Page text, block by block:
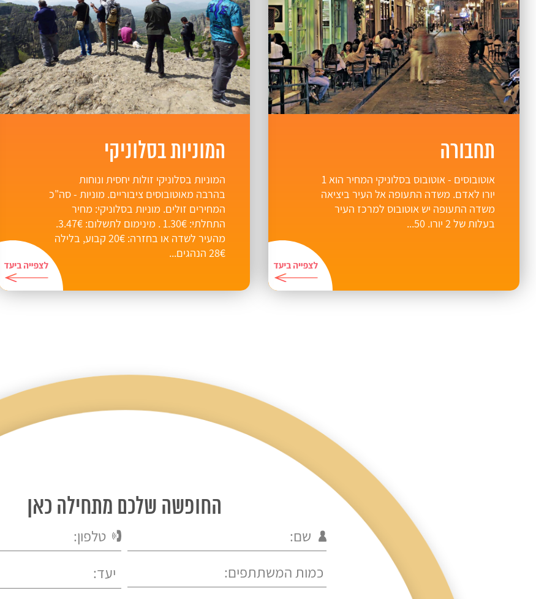
תחבורה
אוטובוסים - אוטובוס בסלוניקי המחיר הוא 1
יורו לאדם. משדה התעופה אל העיר ביציאה
משדה התעופה יש אוטובוס למרכז העיר
בעלות של 2 יורו. 50...
המוניות בסלוניקי
המוניות בסלוניקי זולות יחסית ונוחות
בהרבה מאוטובוסים ציבוריים. מוניות - סה"כ
המחירים זולים. מוניות בסלוניקי: מחיר
התחלתי: 1.30€ . מינימום לתשלום: 3.47€.
מהעיר לשדה או בחזרה: 20€ קבוע, בלילה
28€ הנהגים...
החופשה שלכם מתחילה כאן